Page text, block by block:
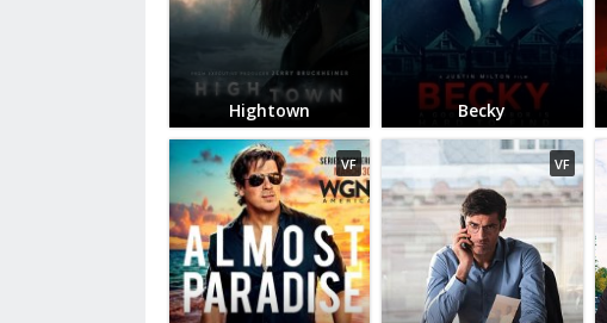
2014
2013
Hightown Becky
VF VF